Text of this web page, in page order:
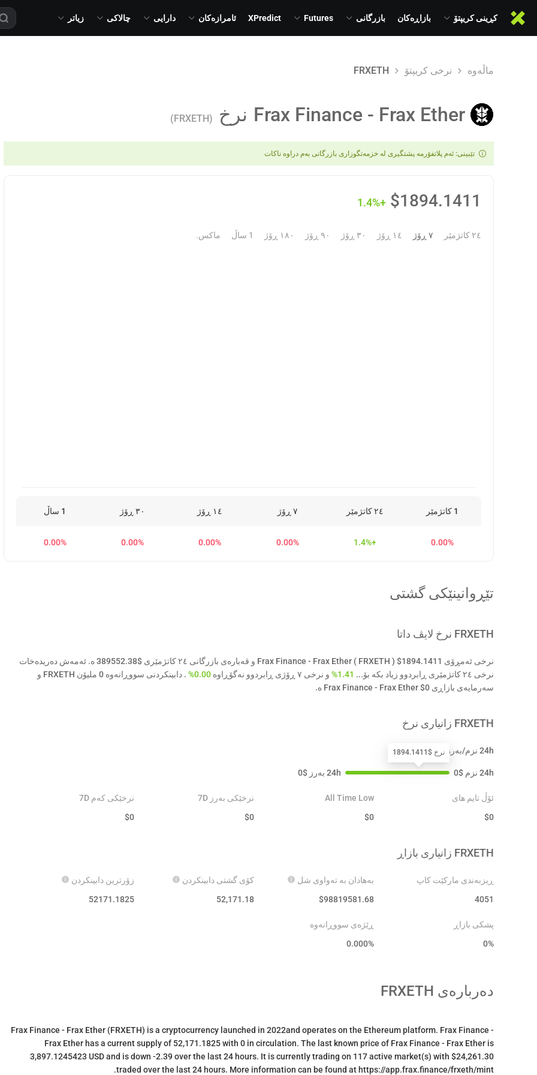
کڕینی کریپتۆ بازاڕەکان بازرگانی Futures
XPredict ئامرازەکان دارایی چالاکی زیاتر
ماڵەوە نرخی کریپتۆ FRXETH
Frax Finance - Frax Ether نرخ (FRXETH)
تێبینی: ئەم پلاتفۆرمە پشتگیری لە خزمەتگوزاری بازرگانی بەم دراوە ناکات
$1894.1411
+1.4%
٢٤ کاتژمێر ٧ ڕۆژ ١٤ ڕۆژ ٣٠ ڕۆژ ٩٠ ڕۆژ ١٨٠ ڕۆژ 1 ساڵ ماکس.
1 کاتژمێر ٢٤ کاتژمێر ٧ ڕۆژ ١٤ ڕۆژ ٣٠ ڕۆژ 1 ساڵ
0.00%
+1.4%
0.00%
0.00%
0.00%
0.00%
تێڕوانینێکی گشتی
FRXETH نرخ لایڤ داتا
نرخی ئەمڕۆی Frax Finance - Frax Ether ( FRXETH ) $1894.1411 و قەبارەی بازرگانی ٢٤ کاتژمێری $389552.38 ە. ئەمەش دەریدەخات
نرخی ٢٤ کاتژمێری ڕابردوو زیاد بکە بۆ...
1.41% و نرخی ٧ ڕۆژی ڕابردوو نەگۆڕاوە 0.00%
. دابینکردنی سووڕانەوە 0 ملیۆن FRXETH و
سەرمایەی بازاڕی Frax Finance - Frax Ether $0 ە.
FRXETH زانیاری نرخ
24h نزم/بەرز
24h نزم $
0
نرخ $1894.1411
24h بەرز $
0
ئۆڵ تایم های
$0
All Time Low
$0
نرخێکی بەرز 7D
$0
نرخێکی کەم 7D
$0
FRXETH زانیاری بازاڕ
ڕیزبەندی مارکێت کاپ
4051
بەهادان بە تەواوی شل
$98819581.68
کۆی گشتی دابینکردن
52,171.18
زۆرترین دابینکردن
52171.1825
پشکی بازاڕ
0%
ڕێژەی سووڕانەوە
0.000%
دەربارەی FRXETH
Frax Finance - Frax Ether (FRXETH) is a cryptocurrency launched in 2022and operates on the Ethereum platform. Frax Finance -
Frax Ether has a current supply of 52,171.1825 with 0 in circulation. The last known price of Frax Finance - Frax Ether is
3,897.1245423 USD and is down -2.39 over the last 24 hours. It is currently trading on 117 active market(s) with $24,261.30
traded over the last 24 hours. More information can be found at https://app.frax.finance/frxeth/mint.